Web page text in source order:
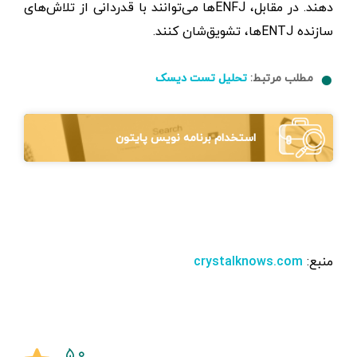
دهند. در مقابل، ENFJها می‌توانند با قدردانی از تلاش‌های
سازنده ENTJها، تشویق‌شان کنند.
مطلب مرتبط: تحلیل تست دیسک
استخدام برنامه نویس پایتون
منبع:‌ crystalknows.com